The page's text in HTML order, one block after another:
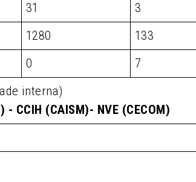
31 3
1280 133
0 7
interna)
CCIH (CAISM)- NVE (CECOM)